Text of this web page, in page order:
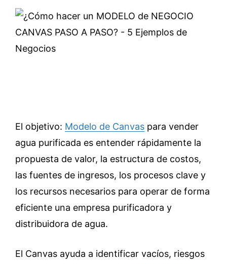
El objetivo: Modelo de Canvas para vender
agua purificada es entender rápidamente la
propuesta de valor, la estructura de costos,
las fuentes de ingresos, los procesos clave y
los recursos necesarios para operar de forma
eficiente una empresa purificadora y
distribuidora de agua.
El Canvas ayuda a identificar vacíos, riesgos